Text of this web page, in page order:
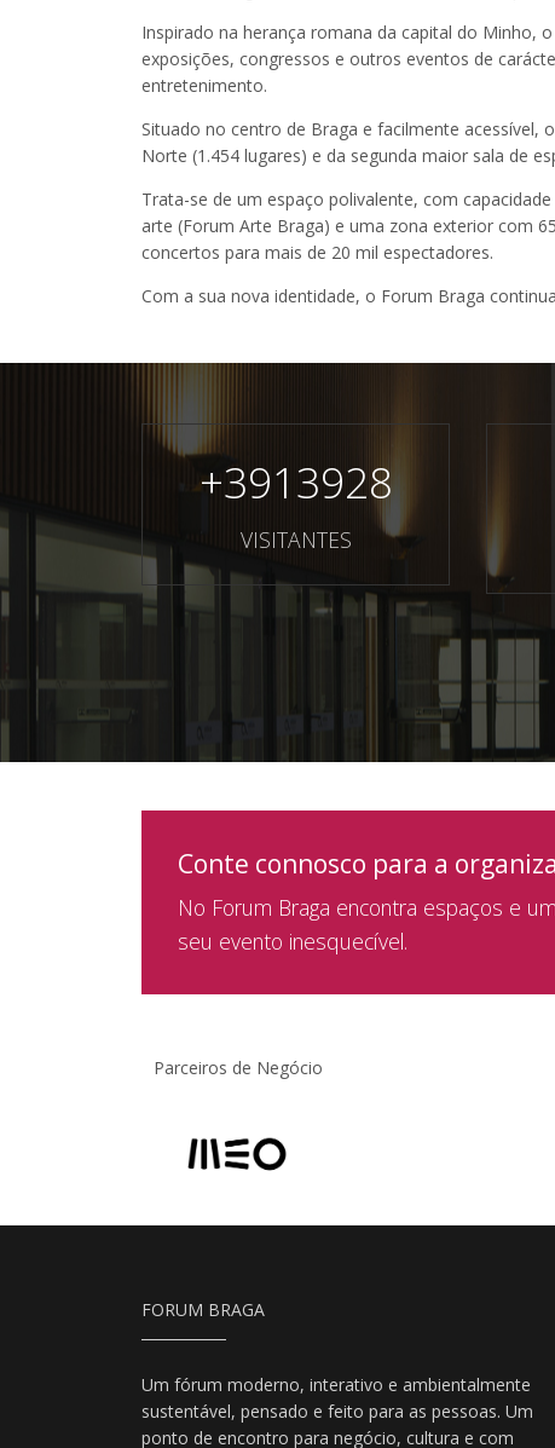
Inspirado na herança romana da capital do Minho,
exposições, congressos e outros eventos de
entretenimento.
Situado no centro de Braga e facilmente
Norte (1.454 lugares) e da segunda maior sala de
Trata-se de um espaço polivalente, com
arte (Forum Arte Braga) e uma zona exterior com
concertos para mais de 20 mil espectadores.
Com a sua nova identidade, o Forum Braga
+3913928
VISITANTES
Conte connosco para a
No Forum Braga encontra espaços e
seu evento inesquecível.
Parceiros de Negócio
FORUM BRAGA
Um fórum moderno, interativo e ambientalmente
sustentável, pensado e feito para as pessoas. Um
ponto de encontro para negócio, cultura e com